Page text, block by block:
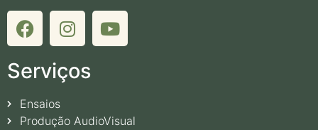
Serviços
Ensaios
Produção AudioVisual